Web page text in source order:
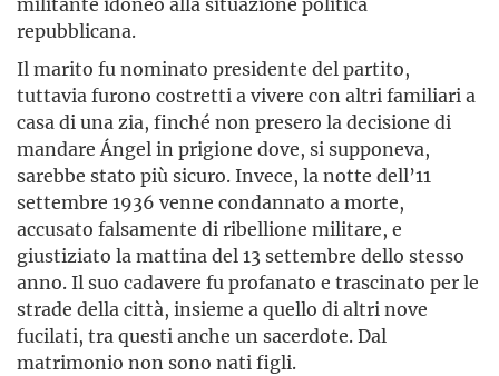
repubblicana.
Il marito fu nominato presidente del partito,
tuttavia furono costretti a vivere con altri familiari a
casa di una zia, finché non presero la decisione di
mandare Ángel in prigione dove, si supponeva,
sarebbe stato più sicuro. Invece, la notte dell’11
settembre 1936 venne condannato a morte,
accusato falsamente di ribellione militare, e
giustiziato la mattina del 13 set­tembre dello stesso
anno. Il suo cadavere fu profanato e trascinato per le
strade della città, insieme a quello di altri nove
fucilati, tra questi anche un sacerdote. Dal
matrimonio non sono nati figli.